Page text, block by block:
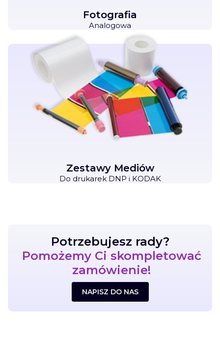
Fotografia
Analogowa
Zestawy Mediów
Do drukarek DNP i KODAK
Skontaktuj się z nami
Potrzebujesz rady?
Pomożemy Ci skompletować
zamówienie!
NAPISZ DO NAS